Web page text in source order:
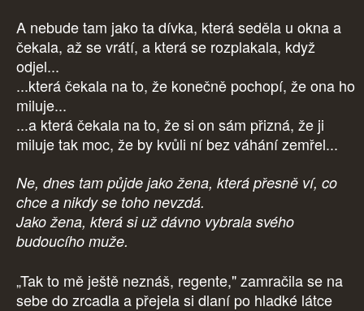
A nebude tam jako ta dívka, která seděla u okna a
čekala, až se vrátí, a která se rozplakala, když
odjel...
...která čekala na to, že konečně pochopí, že ona ho
miluje...
...a která čekala na to, že si on sám přizná, že ji
miluje tak moc, že by kvůli ní bez váhání zemřel...
Ne, dnes tam půjde jako žena, která přesně ví, co
chce a nikdy se toho nevzdá.
Jako žena, která si už dávno vybrala svého
budoucího muže.
„Tak to mě ještě neznáš, regente," zamračila se na
sebe do zrcadla a přejela si dlaní po hladké látce